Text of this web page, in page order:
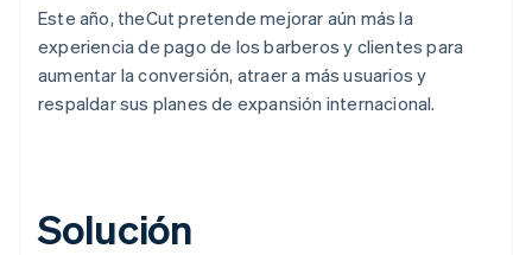
Este año, theCut pretende mejorar aún más la
experiencia de pago de los barberos y clientes para
aumentar la conversión, atraer a más usuarios y
respaldar sus planes de expansión internacional.
Solución